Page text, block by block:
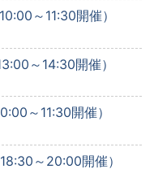
～11:30開催）
～14:30開催）
～11:30開催）
～20:00開催）